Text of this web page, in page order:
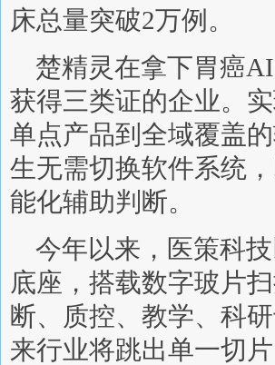
床总量突破2万例。
楚精灵在拿下胃癌
获得三类证的企业。
单点产品到全域覆盖
生无需切换软件系统
能化辅助判断。
今年以来，医策科
底座，搭载数字玻片
断、质控、教学、科
来行业将跳出单一切